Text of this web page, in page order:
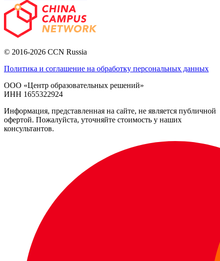
© 2016-2026 CCN Russia
Политика и соглашение на обработку персональных данных
ООО «Центр образовательных решений»
ИНН 1655322924
Информация, представленная на сайте, не является публичной
офертой. Пожалуйста, уточняйте стоимость у наших
консультантов.